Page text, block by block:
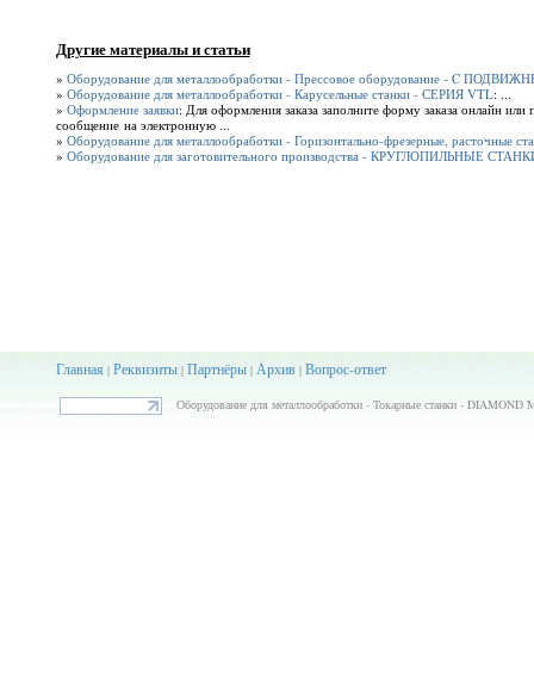
Другие материалы и статьи
» Оборудование для металлообработки - Прессовое оборудование - C
» Оборудование для металлообработки - Карусельные станки - СЕРИЯ VTL: ...
» Оформление заявки: Для оформления заказа заполните форму заказа онлайн или
сообщение на электронную ...
» Оборудование для металлообработки - Горизонтально-фрезерные, расточные
» Оборудование для заготовительного производства - КРУГЛОПИЛЬНЫЕ
Главная| Реквизиты| Партнёры| Архив| Вопрос-ответ
Оборудование для металлообработки - Токарные станки - DIAMOND